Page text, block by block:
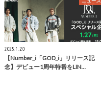
2025.1.20
【Number_i「GOD_i」リリース記
念】デビュー1周年特番をLIN…